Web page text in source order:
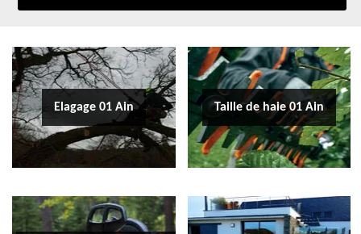
Elagage 01 Ain Taille de haie 01 Ain